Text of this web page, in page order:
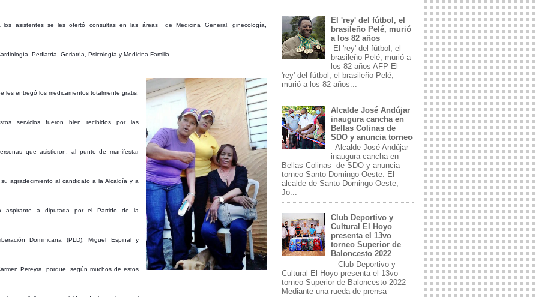
los asistentes se les ofertó consultas en las áreas de Medicina General, ginecología,
Pediatría, Geriatría, Psicología y Medicina Familia.
les entregó los medicamentos totalmente gratis;
servicios fueron bien recibidos por las
que asistieron, al punto de manifestar
su agradecimiento al candidato a la Alcaldía y a
aspirante a diputada por el Partido de la
Dominicana (PLD), Miguel Espinal y
Pereyra, porque, según muchos de estos
El 'rey' del fútbol, el
brasileño Pelé, murió
a los 82 años
El 'rey' del fútbol, el
brasileño Pelé, murió a
los 82 años AFP El
'rey' del fútbol, el brasileño Pelé,
murió a los 82 años...
Alcalde José Andújar
inaugura cancha en
Bellas Colinas de
SDO y anuncia torneo
Alcalde José Andújar
inaugura cancha en
Bellas Colinas de SDO y anuncia
torneo Santo Domingo Oeste. El
alcalde de Santo Domingo Oeste,
Jo...
Club Deportivo y
Cultural El Hoyo
presenta el 13vo
torneo Superior de
Baloncesto 2022
Club Deportivo y
Cultural El Hoyo presenta el 13vo
torneo Superior de Baloncesto 2022
Mediante una rueda de prensa